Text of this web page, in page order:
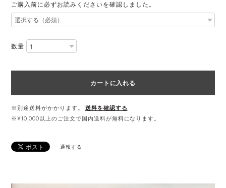
ご購入前に必ずお読みくださいを確認しました。
数量
カートに入れる
※別途送料がかかります。
送料を確認する
※¥10,000以上のご注文で国内送料が無料になります。
通報する